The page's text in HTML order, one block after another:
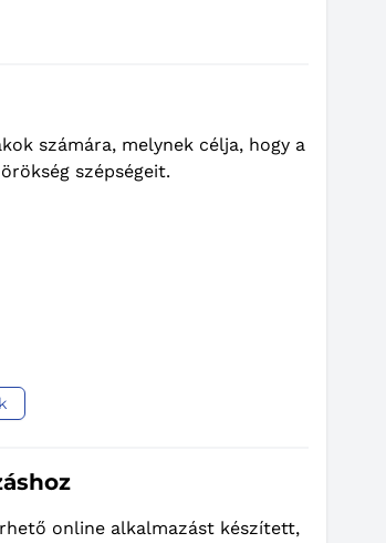
számára, melynek célja, hogy a
szépségeit.
online alkalmazást készített,